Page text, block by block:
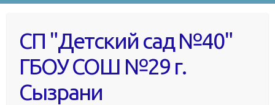
СП "Детский сад №40"
ГБОУ СОШ №29 г.
Сызрани